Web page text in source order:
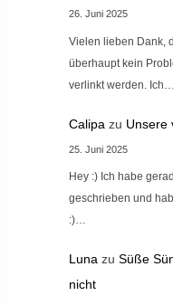
26. Juni 2025
Vielen lieben Dank,
überhaupt kein
verlinkt werden. Ich…
Calipa zu Unsere
25. Juni 2025
Hey :) Ich habe
geschrieben und
:)…
Lunazu Süße
nicht